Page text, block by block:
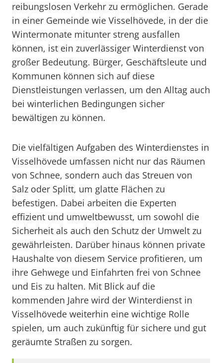
reibungslosen Verkehr zu ermöglichen. Gerade
in einer Gemeinde wie Visselhövede, in der die
Wintermonate mitunter streng ausfallen
können, ist ein zuverlässiger Winterdienst von
großer Bedeutung. Bürger, Geschäftsleute und
Kommunen können sich auf diese
Dienstleistungen verlassen, um den Alltag auch
bei winterlichen Bedingungen sicher
bewältigen zu können.
Die vielfältigen Aufgaben des Winterdienstes in
Visselhövede umfassen nicht nur das Räumen
von Schnee, sondern auch das Streuen von
Salz oder Splitt, um glatte Flächen zu
befestigen. Dabei arbeiten die Experten
effizient und umweltbewusst, um sowohl die
Sicherheit als auch den Schutz der Umwelt zu
gewährleisten. Darüber hinaus können private
Haushalte von diesem Service profitieren, um
ihre Gehwege und Einfahrten frei von Schnee
und Eis zu halten. Mit Blick auf die
kommenden Jahre wird der Winterdienst in
Visselhövede weiterhin eine wichtige Rolle
spielen, um auch zukünftig für sichere und gut
geräumte Straßen zu sorgen.